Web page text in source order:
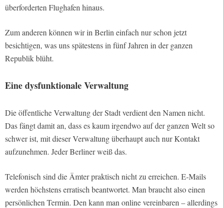
überforderten Flughafen hinaus.
Zum anderen können wir in Berlin einfach nur schon jetzt
besichtigen, was uns spätestens in fünf Jahren in der ganzen
Republik blüht.
Eine dysfunktionale Verwaltung
Die öffentliche Verwaltung der Stadt verdient den Namen nicht.
Das fängt damit an, dass es kaum irgendwo auf der ganzen Welt so
schwer ist, mit dieser Verwaltung überhaupt auch nur Kontakt
aufzunehmen. Jeder Berliner weiß das.
Telefonisch sind die Ämter praktisch nicht zu erreichen. E-Mails
werden höchstens erratisch beantwortet. Man braucht also einen
persönlichen Termin. Den kann man online vereinbaren – allerdings